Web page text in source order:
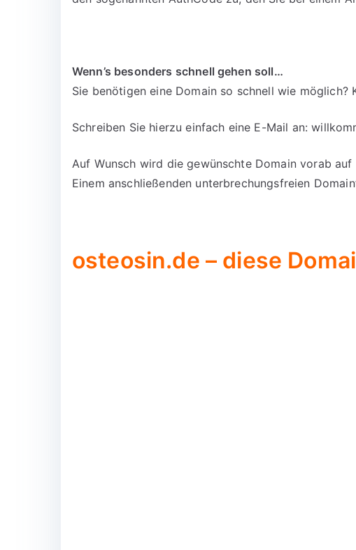
Wenn’s besonders schnell gehen soll…
Sie benötigen eine Domain so schnell wie möglich?
Schreiben Sie hierzu einfach eine E-Mail an:
Auf Wunsch wird die gewünschte Domain vorab
Einem anschließenden unterbrechungsfreien
osteosin.de – diese